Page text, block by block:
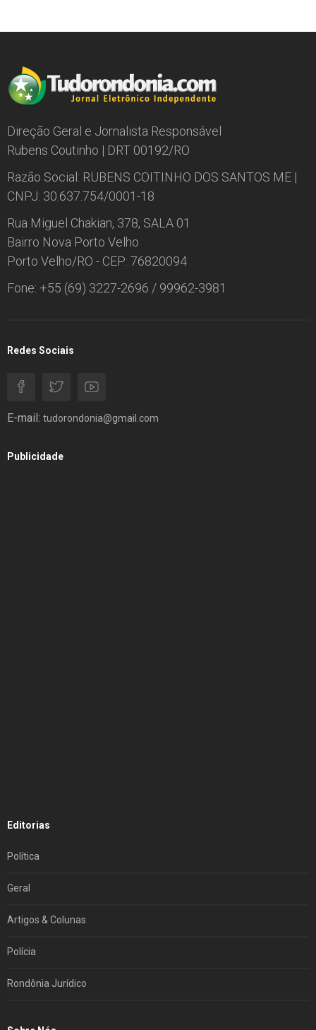
Direção Geral e Jornalista Responsável
Rubens Coutinho | DRT 00192/RO
Razão Social: RUBENS COITINHO DOS SANTOS ME |
CNPJ: 30.637.754/0001-18
Rua Miguel Chakian, 378, SALA 01
Bairro Nova Porto Velho
Porto Velho/RO - CEP: 76820094
Fone: +55 (69) 3227-2696 / 99962-3981
Redes Sociais
E-mail: tudorondonia@gmail.com
Publicidade
Editorias
Política
Geral
Artigos & Colunas
Polícia
Rondônia Jurídico